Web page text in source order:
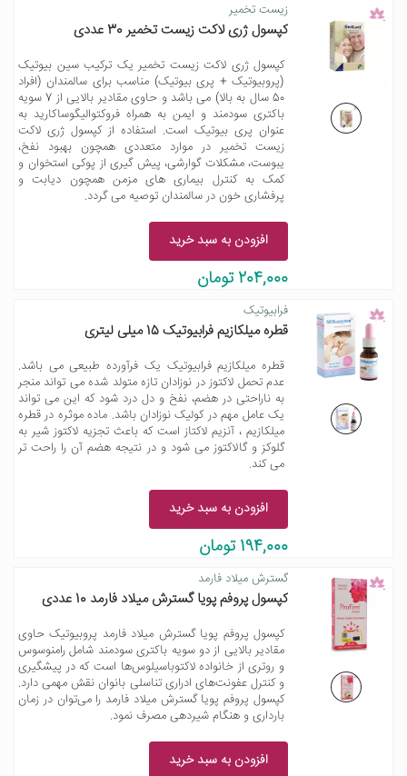
زیست تخمیر
کپسول ژری لاکت زیست تخمیر 30 عددی
کپسول ژری لاکت زیست تخمیر یک ترکیب سین بیوتیک
(پروبیوتیک + پری بیوتیک) مناسب برای سالمندان (افراد
5٠ سال به بالا) می باشد و حاوی مقادیر بالایی از 7 سویه
باکتری سودمند و ایمن به همراه فروکتوالیگوساکارید به
عنوان پری بیوتیک است. استفاده از کپسول ژری لاکت
زیست تخمیر در موارد متعددی همچون بهبود نفخ،
یبوست، مشکلات گوارشی، پیش گیری از پوکی استخوان و
کمک به کنترل بیماری های مزمن همچون دیابت و
پرفشاری خون در سالمندان توصیه می گردد.
افزودن به سبد خرید
204,000 تومان
فرابیوتیک
قطره میلکازیم فرابیوتیک 15 میلی لیتری
قطره میلکازیم فرابیوتیک یک فرآورده طبیعی می باشد.
عدم تحمل لاکتوز در نوزادان تازه متولد شده می تواند منجر
به ناراحتی در هضم، نفخ و دل درد شود که این می تواند
یک عامل مهم در کولیک نوزادان باشد. ماده موثره در قطره
میلکازیم ، آنزیم لاکتاز است که باعث تجزیه لاکتوز شیر به
گلوکز و گالاکتوز می شود و در نتیجه هضم آن را راحت تر
می کند.
افزودن به سبد خرید
194,000 تومان
گسترش میلاد فارمد
کپسول پروفم پویا گسترش میلاد فارمد 10 عددی
کپسول پروفم پویا گسترش میلاد فارمد پروبیوتیک حاوی
مقادیر بالایی از دو سویه باکتری سودمند شامل رامنوسوس
و روتری از خانواده لاکتوباسیلوس‌ها است که در پیشگیری
و کنترل عفونت‌های ادراری تناسلی بانوان نقش مهمی دارد.
کپسول پروفم پویا گسترش میلاد فارمد را می‌توان در زمان
بارداری و هنگام شیردهی مصرف نمود.
افزودن به سبد خرید